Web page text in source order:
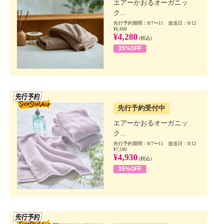
エアーかおるオーガニッ
ク...
先行予約期間：8/7〜11 放送日：8/12
¥6,600
¥4,280 (税込)
35%OFF
先行予約受付中
エアーかおるオーガニッ
ク...
先行予約期間：8/7〜11 放送日：8/12
¥7,590
¥4,930 (税込)
35%OFF